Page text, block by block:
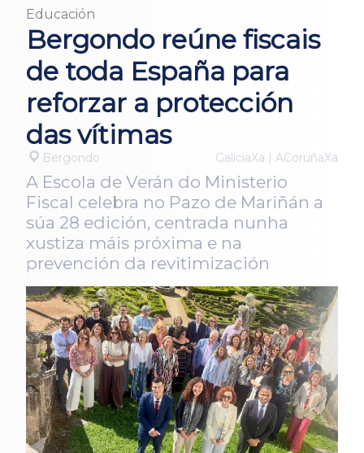
Educación
Bergondo reúne fiscais
de toda España para
reforzar a protección
das vítimas
Bergondo GaliciaXa | ACoruñaXa
A Escola de Verán do Ministerio
Fiscal celebra no Pazo de Mariñán a
súa 28 edición, centrada nunha
xustiza máis próxima e na
prevención da revitimización